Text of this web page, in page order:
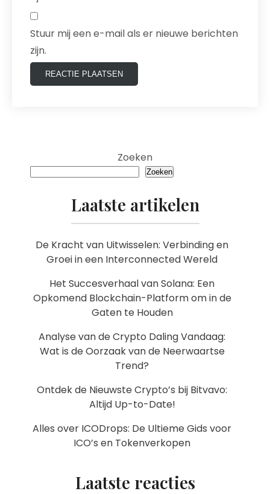
Stuur mij een e-mail als er nieuwe berichten
zijn.
Zoeken
Zoeken
Laatste artikelen
De Kracht van Uitwisselen: Verbinding en
Groei in een Interconnected Wereld
Het Succesverhaal van Solana: Een
Opkomend Blockchain-Platform om in de
Gaten te Houden
Analyse van de Crypto Daling Vandaag:
Wat is de Oorzaak van de Neerwaartse
Trend?
Ontdek de Nieuwste Crypto’s bij Bitvavo:
Altijd Up-to-Date!
Alles over ICODrops: De Ultieme Gids voor
ICO’s en Tokenverkopen
Laatste reacties